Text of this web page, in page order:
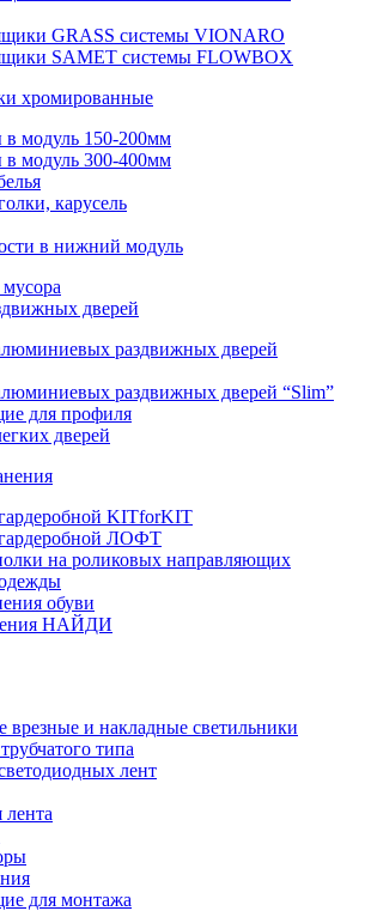
GRASS системы VIONARO
SAMET системы FLOWBOX
хромированные
модуль 150-200мм
модуль 300-400мм
карусель
в нижний модуль
дверей
раздвижных дверей
раздвижных дверей “Slim”
для профиля
дверей
KITforKIT
ЛОФТ
на роликовых направляющих
обуви
НАЙДИ
врезные и накладные светильники
типа
лент
лента
для монтажа